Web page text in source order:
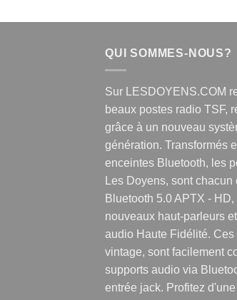
QUI SOMMES-NOUS?
Sur LESDOYENS.COM
beaux postes radio TSF,
grâce à un nouveau
génération. Transformés
enceintes Bluetooth, les
Les Doyens, sont
Bluetooth 5.0 APTX -
nouveaux haut-parleurs
audio Haute Fidélité.
vintage, sont facilement
supports audio via
entrée jack. Profitez